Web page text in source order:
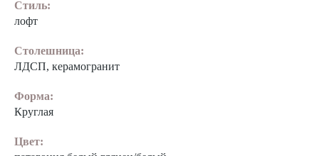
Стиль:
лофт
Столешница:
ЛДСП, керамогранит
Форма:
Круглая
Цвет: